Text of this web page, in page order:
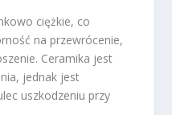
ciężkie, co
na przewrócenie,
Ceramika jest
jednak jest
uszkodzeniu przy